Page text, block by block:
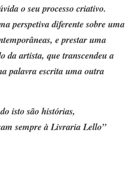
o seu processo criativo.
perspetiva diferente sobre uma
e prestar uma
da artista, que transcendeu a
palavra escrita uma outra
isto são histórias,
sempre à Livraria Lello”